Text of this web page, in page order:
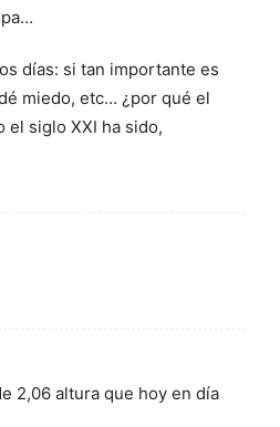
días: si tan importante es
miedo, etc… ¿por qué el
el siglo XXI ha sido,
2,06 altura que hoy en día